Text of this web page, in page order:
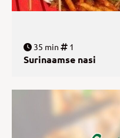
35 min 1
Surinaamse nasi